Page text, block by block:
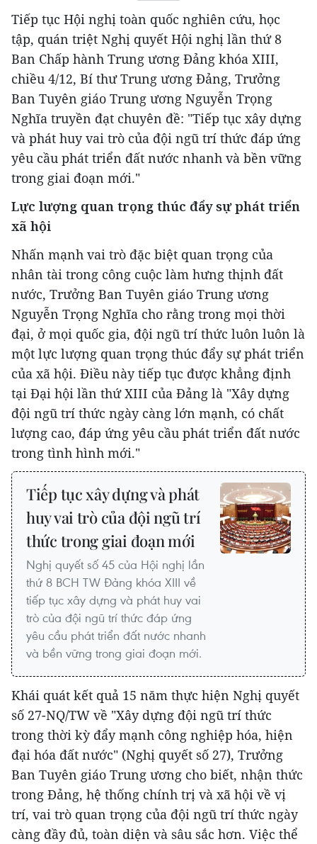
Tiếp tục Hội nghị toàn quốc nghiên cứu, học
tập, quán triệt Nghị quyết Hội nghị lần thứ 8
Ban Chấp hành Trung ương Đảng khóa XIII,
chiều 4/12, Bí thư Trung ương Đảng, Trưởng
Ban Tuyên giáo Trung ương Nguyễn Trọng
Nghĩa truyền đạt chuyên đề: "Tiếp tục xây dựng
và phát huy vai trò của đội ngũ trí thức đáp ứng
yêu cầu phát triển đất nước nhanh và bền vững
trong giai đoạn mới."
Lực lượng quan trọng thúc đẩy sự phát triển
xã hội
Nhấn mạnh vai trò đặc biệt quan trọng của
nhân tài trong công cuộc làm hưng thịnh đất
nước, Trưởng Ban Tuyên giáo Trung ương
Nguyễn Trọng Nghĩa cho rằng trong mọi thời
đại, ở mọi quốc gia, đội ngũ trí thức luôn luôn là
một lực lượng quan trọng thúc đẩy sự phát triển
của xã hội. Điều này tiếp tục được khẳng định
tại Đại hội lần thứ XIII của Đảng là "Xây dựng
đội ngũ trí thức ngày càng lớn mạnh, có chất
lượng cao, đáp ứng yêu cầu phát triển đất nước
trong tình hình mới."
Tiếp tục xây dựng và phát
huy vai trò của đội ngũ trí
thức trong giai đoạn mới
Nghị quyết số 45 của Hội nghị lần
thứ 8 BCH TW Đảng khóa XIII về
tiếp tục xây dựng và phát huy vai
trò của đội ngũ trí thức đáp ứng
yêu cầu phát triển đất nước nhanh
và bền vững trong giai đoạn mới.
Khái quát kết quả 15 năm thực hiện Nghị quyết
số 27-NQ/TW về "Xây dựng đội ngũ trí thức
trong thời kỳ đẩy mạnh công nghiệp hóa, hiện
đại hóa đất nước" (Nghị quyết số 27), Trưởng
Ban Tuyên giáo Trung ương cho biết, nhận thức
trong Đảng, hệ thống chính trị và xã hội về vị
trí, vai trò quan trọng của đội ngũ trí thức ngày
càng đầy đủ, toàn diện và sâu sắc hơn. Việc thể